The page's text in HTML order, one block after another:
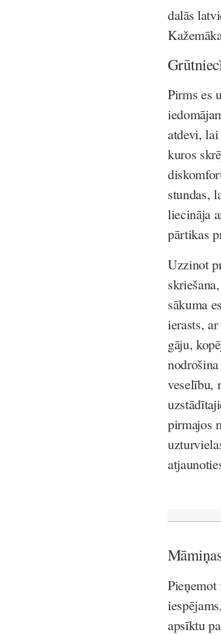
dalās
Pirms es
atdevi,
kuros
stundas,
liecināja
pārtikas
Uzzinot
sākuma
ierasts,
gāju,
veselību,
pirmajos
apsīktu